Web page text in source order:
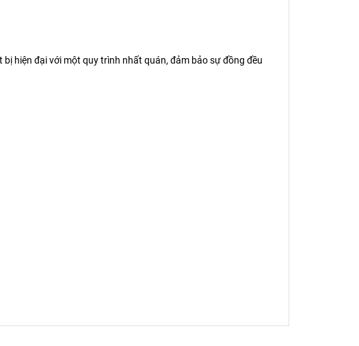
hiện đại với một quy trình nhất quán, đảm bảo sự đồng đều